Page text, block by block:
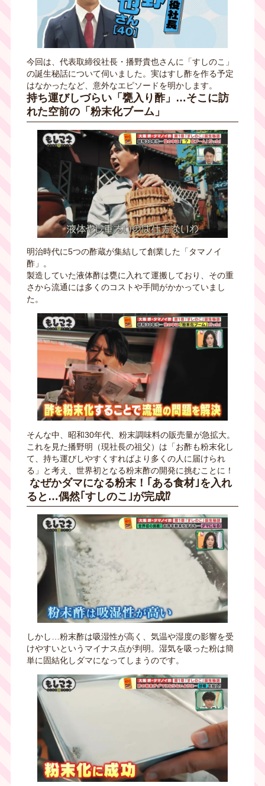
今回は、代表取締役社長・播野貴也さんに「すしのこ」
の誕生秘話について伺いました。実はすし酢を作る予定
はなかったなど、意外なエピソードを明かします。
持ち運びしづらい「甕入り酢」…そこに訪
れた空前の「粉末化ブーム」
明治時代に5つの酢蔵が集結して創業した「タマノイ
酢」。
製造していた液体酢は甕に入れて運搬しており、その重
さから流通には多くのコストや手間がかかっていまし
た。
そんな中、昭和30年代、粉末調味料の販売量が急拡大。
これを見た播野明（現社長の祖父）は「お酢も粉末化し
て、持ち運びしやすくすればより多くの人に届けられ
る」と考え、世界初となる粉末酢の開発に挑むことに！
なぜかダマになる粉末！｢ある食材｣を入れ
ると…偶然｢すしのこ｣が完成⁉
しかし…粉末酢は吸湿性が高く、気温や湿度の影響を受
けやすいというマイナス点が判明。湿気を吸った粉は簡
単に固結化しダマになってしまうのです。